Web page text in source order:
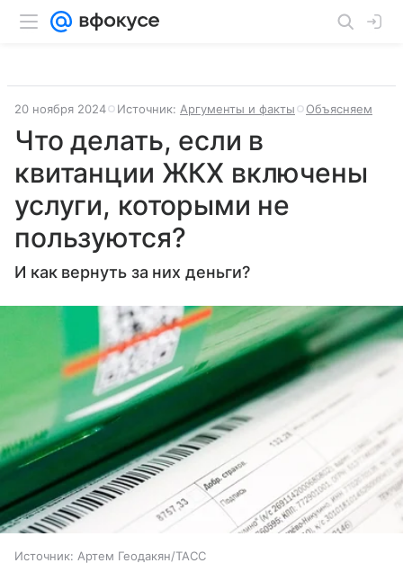
20 ноября 2024 Источник: Аргументы и факты Объясняем
Что делать, если в
квитанции ЖКХ включены
услуги, которыми не
пользуются?
И как вернуть за них деньги?
Источник: Артем Геодакян/ТАСС